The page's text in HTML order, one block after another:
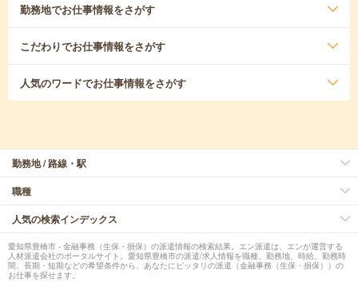
勤務地でお仕事情報をさがす
こだわりでお仕事情報をさがす
人気のワードでお仕事情報をさがす
勤務地 / 路線・駅
職種
人気の検索インデックス
愛知県豊橋市 - 金融事務（生保・損保）の派遣情報の検索結果。エン派遣は、エンが運営する
人材派遣会社のポータルサイト。愛知県豊橋市の派遣/求人情報を職種、勤務地、時給、勤務時
間、長期・短期などの希望条件から、あなたにピッタリの派遣（金融事務（生保・損保））の
お仕事を探せます。